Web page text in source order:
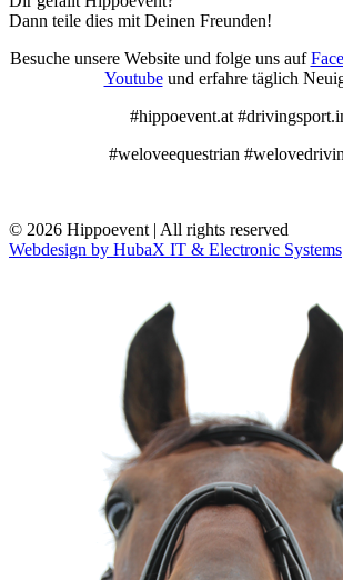
Dann teile dies mit Deinen Freunden!
Besuche unsere Website und folge uns auf
Youtubeund erfahre täglich
#hippoevent.at
#weloveequestrian
© 2026 Hippoevent | All rights reserved
Webdesign by HubaX IT & Electronic Systems